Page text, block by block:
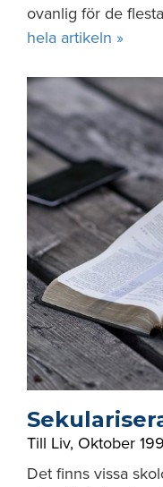
ovanlig för de
hela artikeln »
Till Liv, Oktober
Det finns vissa